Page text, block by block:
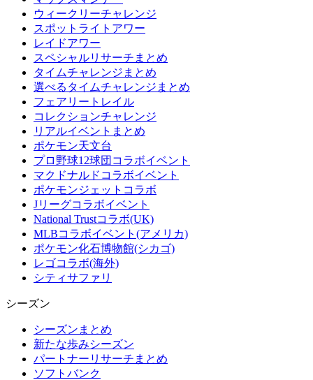
ウィークリーチャレンジ
スポットライトアワー
レイドアワー
スペシャルリサーチまとめ
タイムチャレンジまとめ
選べるタイムチャレンジまとめ
フェアリートレイル
コレクションチャレンジ
リアルイベントまとめ
ポケモン天文台
プロ野球12球団コラボイベント
マクドナルドコラボイベント
ポケモンジェットコラボ
Jリーグコラボイベント
National Trustコラボ(UK)
MLBコラボイベント(アメリカ)
ポケモン化石博物館(シカゴ)
レゴコラボ(海外)
シティサファリ
シーズン
シーズンまとめ
新たな歩みシーズン
パートナーリサーチまとめ
ソフトバンク